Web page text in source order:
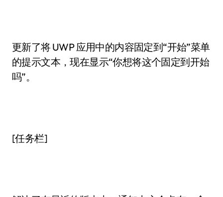
更新了将 UWP 应用中的内容固定到“开始”菜单
的提示文本，现在显示“你想将这个固定到开始
吗”。
[任务栏]